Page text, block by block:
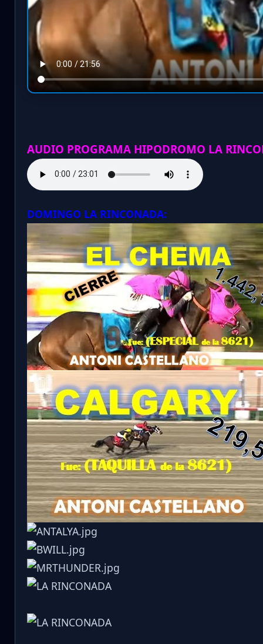
AUDIO PROGRAMA HIPODROMO LA
DOMINGO LA RINCONADA: